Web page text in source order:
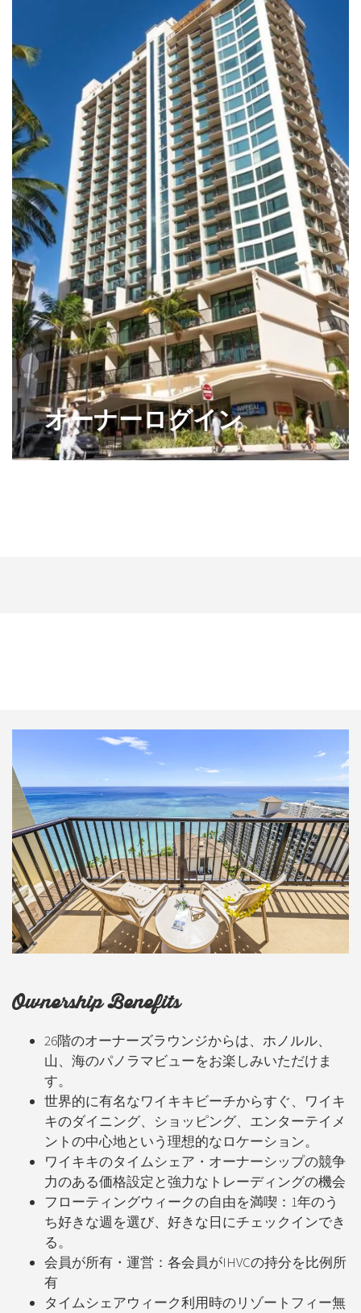
オーナーログイン
Ownership Benefits
26階のオーナーズラウンジからは、ホノルル、
山、海のパノラマビューをお楽しみいただけま
す。
世界的に有名なワイキキビーチからすぐ、ワイキ
キのダイニング、ショッピング、エンターテイメ
ントの中心地という理想的なロケーション。
ワイキキのタイムシェア・オーナーシップの競争
力のある価格設定と強力なトレーディングの機会
フローティングウィークの自由を満喫：1年のう
ち好きな週を選び、好きな日にチェックインでき
る。
会員が所有・運営：各会員がIHVCの持分を比例所
有
タイムシェアウィーク利用時のリゾートフィー無